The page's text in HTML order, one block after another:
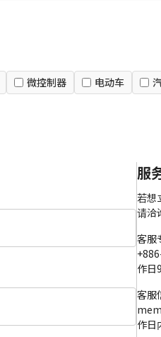
微控制器 电动车
服
若想
请洽
客服
作日
客服
作日